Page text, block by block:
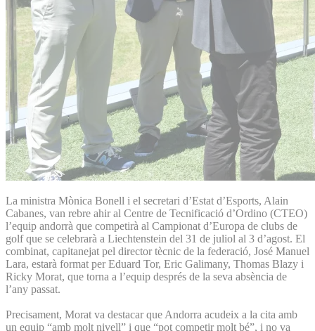
La ministra Mònica Bonell i el secretari d’Estat d’Esports, Alain
Cabanes, van rebre ahir al Centre de Tecnificació d’Ordino (CTEO)
l’equip andorrà que competirà al Campionat d’Europa de clubs de
golf que se celebrarà a Liechtenstein del 31 de juliol al 3 d’agost. El
combinat, capitanejat pel director tècnic de la federació, José Manuel
Lara, estarà format per Eduard Tor, Eric Galimany, Thomas Blazy i
Ricky Morat, que torna a l’equip després de la seva absència de
l’any passat.
Precisament, Morat va destacar que Andorra acudeix a la cita amb
un equip “amb molt nivell” i que “pot competir molt bé”, i no va